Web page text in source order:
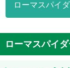
ローマスパイ
ローマスパイ